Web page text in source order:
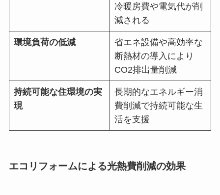
冷暖房費や電気代が削
減される
環境負荷の低減
省エネ設備や高効率な
断熱材の導入により
CO2排出量削減
持続可能な住環境の実
現
長期的なエネルギー消
費削減で持続可能な生
活を支援
エコリフォームによる光熱費削減の効果